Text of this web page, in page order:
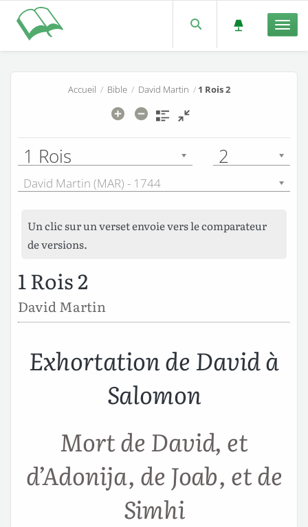
Accueil / Bible / David Martin / 1 Rois 2
1 Rois 2
David Martin (MAR) - 1744
Un clic sur un verset envoie vers le comparateur
de versions.
1 Rois 2
David Martin
Exhortation de David à
Salomon
Mort de David, et
d’Adonija, de Joab, et de
Simhi